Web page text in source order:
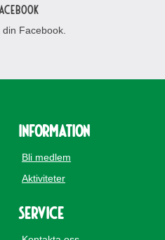
Facebook.
Information
Bli medlem
Aktiviteter
Service